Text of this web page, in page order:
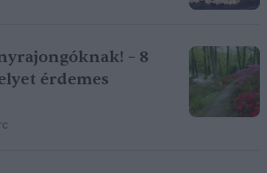
– 8
érdemes